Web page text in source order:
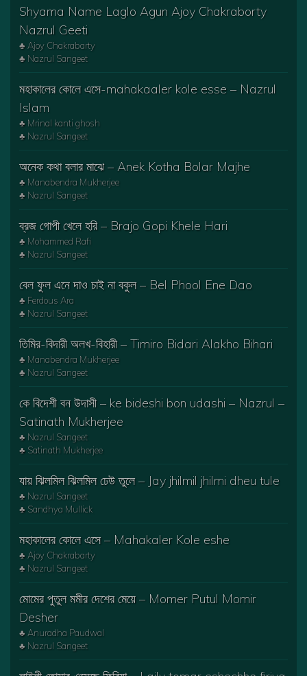
Shyama Name Laglo Agun Ajoy Chakraborty
Nazrul Geeti
♣ Ajoy Chakrabarty
♣ Nazrul Sangeet
মহাকালের কোলে এসে-mahakaaler kole esse – Nazrul
Islam
♣ Mrinal kanti ghosh
♣ Nazrul Sangeet
অনেক কথা বলার মাঝে – Anek Kotha Bolar Majhe
♣ Manabendra Mukherjee
♣ Nazrul Sangeet
ব্রজ গোপী খেলে হরি – Brajo Gopi Khele Hari
♣ Mohammed Rafi
♣ Nazrul Sangeet
বেল ফুল এনে দাও চাই না বকুল – Bel Phool Ene Dao
♣ Ferdous Ara
♣ Nazrul Sangeet
তিমির-বিদারী অলখ-বিহারী – Timiro Bidari Alakho Bihari
♣ Manabendra Mukherjee
♣ Nazrul Sangeet
কে বিদেশী বন উদাসী – ke bideshi bon udashi – Nazrul –
Satinath Mukherjee
♣ Nazrul Sangeet
♣ Satinath Mukherjee
যায় ঝিলমিল ঝিলমিল ঢেউ তুলে – Jay jhilmil jhilmi dheu tule
♣ Nazrul Sangeet
♣ Sandhya Mullick
মহাকালের কোলে এসে – Mahakaler Kole eshe
♣ Ajoy Chakrabarty
♣ Nazrul Sangeet
মোমের পুতুল মমীর দেশের মেয়ে – Momer Putul Momir
Desher
♣ Anuradha Paudwal
♣ Nazrul Sangeet